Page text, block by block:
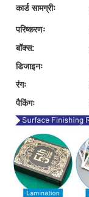
कार्ड सामग्रीः
परिष्करणः
बॉक्स:
डिजाइनः
रंगः
पैकिंगः